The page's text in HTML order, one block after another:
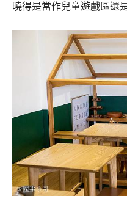
曉得是當作兒童遊戲區還